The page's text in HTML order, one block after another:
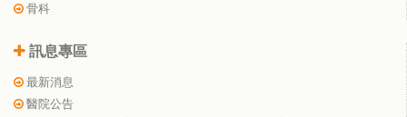
骨科
訊息專區
最新消息
醫院公告